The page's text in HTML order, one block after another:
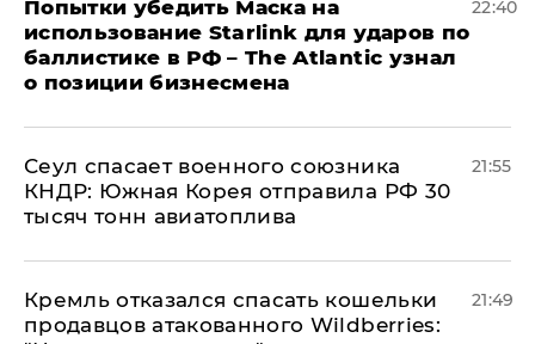
Попытки убедить Маска на
использование Starlink для ударов по
баллистике в РФ – The Atlantic узнал
о позиции бизнесмена
22:40
​Сеул спасает военного союзника
КНДР: Южная Корея отправила РФ 30
тысяч тонн авиатоплива
21:55
Кремль отказался спасать кошельки
продавцов атакованного Wildberries:
21:49